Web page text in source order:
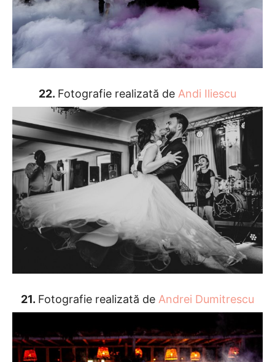
22. Fotografie realizată de Andi Iliescu
21. Fotografie realizată de Andrei Dumitrescu